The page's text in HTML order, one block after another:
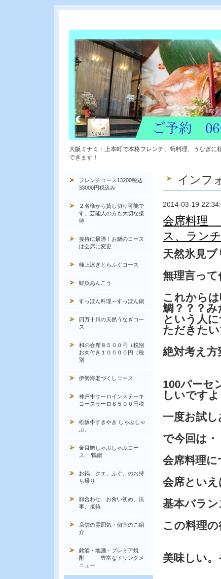
大阪ミナミ・上本町で本格フレンチ、筍料理、うなぎ
できます！
インフ
2014-03-19
会席料理
ス、ラン
天然氷見
無理言っ
これから
鯛？？？
という人
ただきた
絶対考え
100パーセ
しいです
一度お試
で今回は・
会席料理
会席とい
基本バラ
この料理
美味しい
フレンチコース13200税込
33000円税込み
２名様から貸し切り可能で
す。芸能人の方も大切な接
待
接待に最適！お鍋のコース
は会席に変更
極上泳ぎとらふぐコース
鮮魚あんこう
すっぽん料理～すっぽん鍋
四万十川の天然うなぎコー
ス
和の会席８５００円（税別
お肉付き１００００円（税
別
伊勢海老づくしコース
神戸牛サーロインステーキ
コースサーロ８５００円税
松坂牛すきやき しゃぶしゃ
ぶ。
金目鯛しゃぶしゃぶコー
ス, 鴨鍋
お鍋、クエ、ふぐ、のお持
ち帰り
顔合わせ、お食い初め、法
事、接待
店舗の雰囲気・個室のご紹
介
銘酒・地酒・プレミア焼
酎 豊富なドリンクメ
ニュー